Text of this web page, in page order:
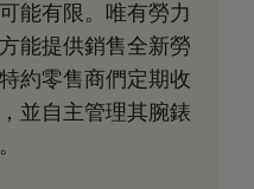
能有限。唯有勞力
能提供銷售全新勞
約零售商們定期收
並自主管理其腕錶